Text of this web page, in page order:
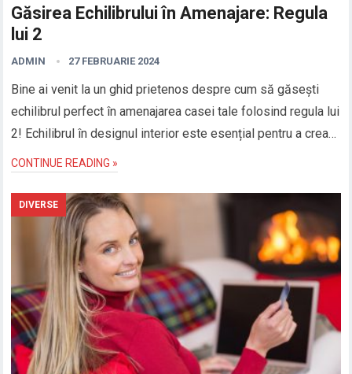
Găsirea Echilibrului în Amenajare: Regula
lui 2
ADMIN 27 FEBRUARIE 2024
Bine ai venit la un ghid prietenos despre cum să găsești
echilibrul perfect în amenajarea casei tale folosind regula lui
2! Echilibrul în designul interior este esențial pentru a crea…
CONTINUE READING »
DIVERSE